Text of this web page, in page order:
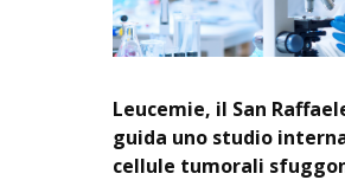
Leucemie, il San
guida uno studio
cellule tumorali